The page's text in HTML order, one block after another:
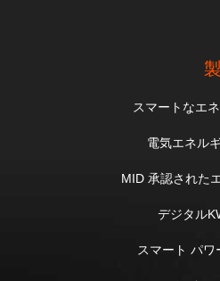
スマートなエ
電気エネル
MID 承認された
デジタル
スマート パワ